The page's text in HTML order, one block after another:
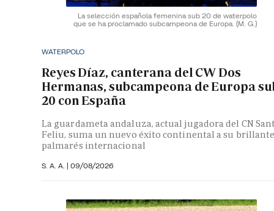
La selección española femenina sub 20 de waterpolo
que se ha proclamado subcampeona de Europa. (M. G.)
WATERPOLO
Reyes Díaz, canterana del CW Dos
Hermanas, subcampeona de Europa
20 con España
La guardameta andaluza, actual jugadora del CN
Feliu, suma un nuevo éxito continental a su
palmarés internacional
S. A. A. | 09/08/2026